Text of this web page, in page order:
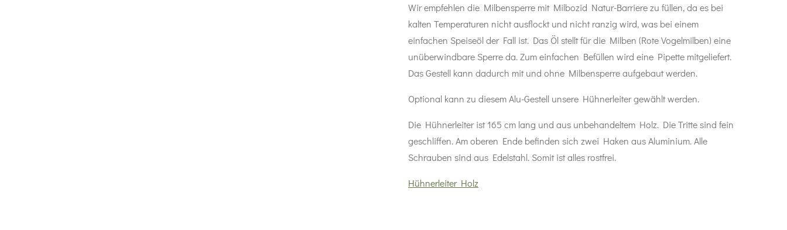
Wir empfehlen die Milbensperre mit Milbozid Natur-Barriere zu füllen, da es bei
kalten Temperaturen nicht ausflockt und nicht ranzig wird, was bei einem
einfachen Speiseöl der Fall ist. Das Öl stellt für die Milben (Rote Vogelmilben) eine
unüberwindbare Sperre da. Zum einfachen Befüllen wird eine Pipette mitgeliefert.
Das Gestell kann dadurch mit und ohne Milbensperre aufgebaut werden.
Optional kann zu diesem Alu-Gestell unsere Hühnerleiter gewählt werden.
Die Hühnerleiter ist 165 cm lang und aus unbehandeltem Holz. Die Tritte sind fein
geschliffen. Am oberen Ende befinden sich zwei Haken aus Aluminium. Alle
Schrauben sind aus Edelstahl. Somit ist alles rostfrei.
Hühnerleiter Holz